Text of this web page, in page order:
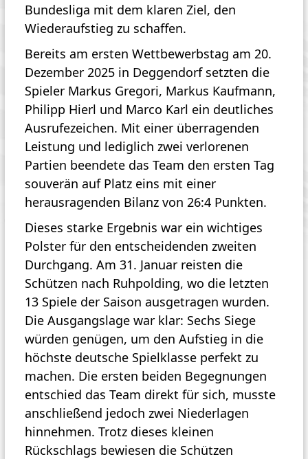
Bundesliga mit dem klaren Ziel, den
Wiederaufstieg zu schaffen.
Bereits am ersten Wettbewerbstag am 20.
Dezember 2025 in Deggendorf setzten die
Spieler Markus Gregori, Markus Kaufmann,
Philipp Hierl und Marco Karl ein deutliches
Ausrufezeichen. Mit einer überragenden
Leistung und lediglich zwei verlorenen
Partien beendete das Team den ersten Tag
souverän auf Platz eins mit einer
herausragenden Bilanz von 26:4 Punkten.
Dieses starke Ergebnis war ein wichtiges
Polster für den entscheidenden zweiten
Durchgang. Am 31. Januar reisten die
Schützen nach Ruhpolding, wo die letzten
13 Spiele der Saison ausgetragen wurden.
Die Ausgangslage war klar: Sechs Siege
würden genügen, um den Aufstieg in die
höchste deutsche Spielklasse perfekt zu
machen. Die ersten beiden Begegnungen
entschied das Team direkt für sich, musste
anschließend jedoch zwei Niederlagen
hinnehmen. Trotz dieses kleinen
Rückschlags bewiesen die Schützen